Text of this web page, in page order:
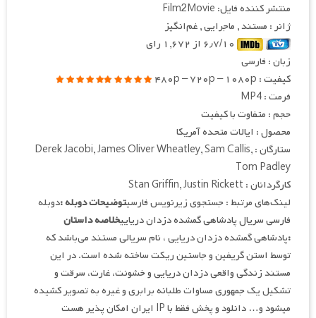
منتشر کننده فایل: Film2Movie
ژانر : مستند , ماجرایی , غم‌انگیز
زبان : فارسی
کیفیت : ۴۸۰p – ۷۲۰p – ۱۰۸۰p
فرمت : MP4
حجم : متفاوت با کیفیت
محصول : ایالات متحده آمریکا
ستارگان : Derek Jacobi, James Oliver Wheatley, Sam Callis,
Tom Padley
کارگردانان : Stan Griffin, Justin Rickett
لینک‌های مرتبط : جستجوی زیرنویس فارسیتوضیحات دوبله :دوبله
فارسی سریال پادشاهی گمشده دزدان دریاییخلاصه داستان
:پادشاهی گمشده دزدان دریایی ، نام سریالی مستند می‌باشد که
توسط استن گریفین و جاستین ریکت ساخته شده است. در این
مستند زندگی واقعی دزدان دریایی و خشونت، غارت، سرقت و
تشکیل یک جمهوری مساوات طلبانه برابری و غیره به تصویر کشیده
میشود و… دانلود و پخش فقط با IP ایران امکان پذیر هست